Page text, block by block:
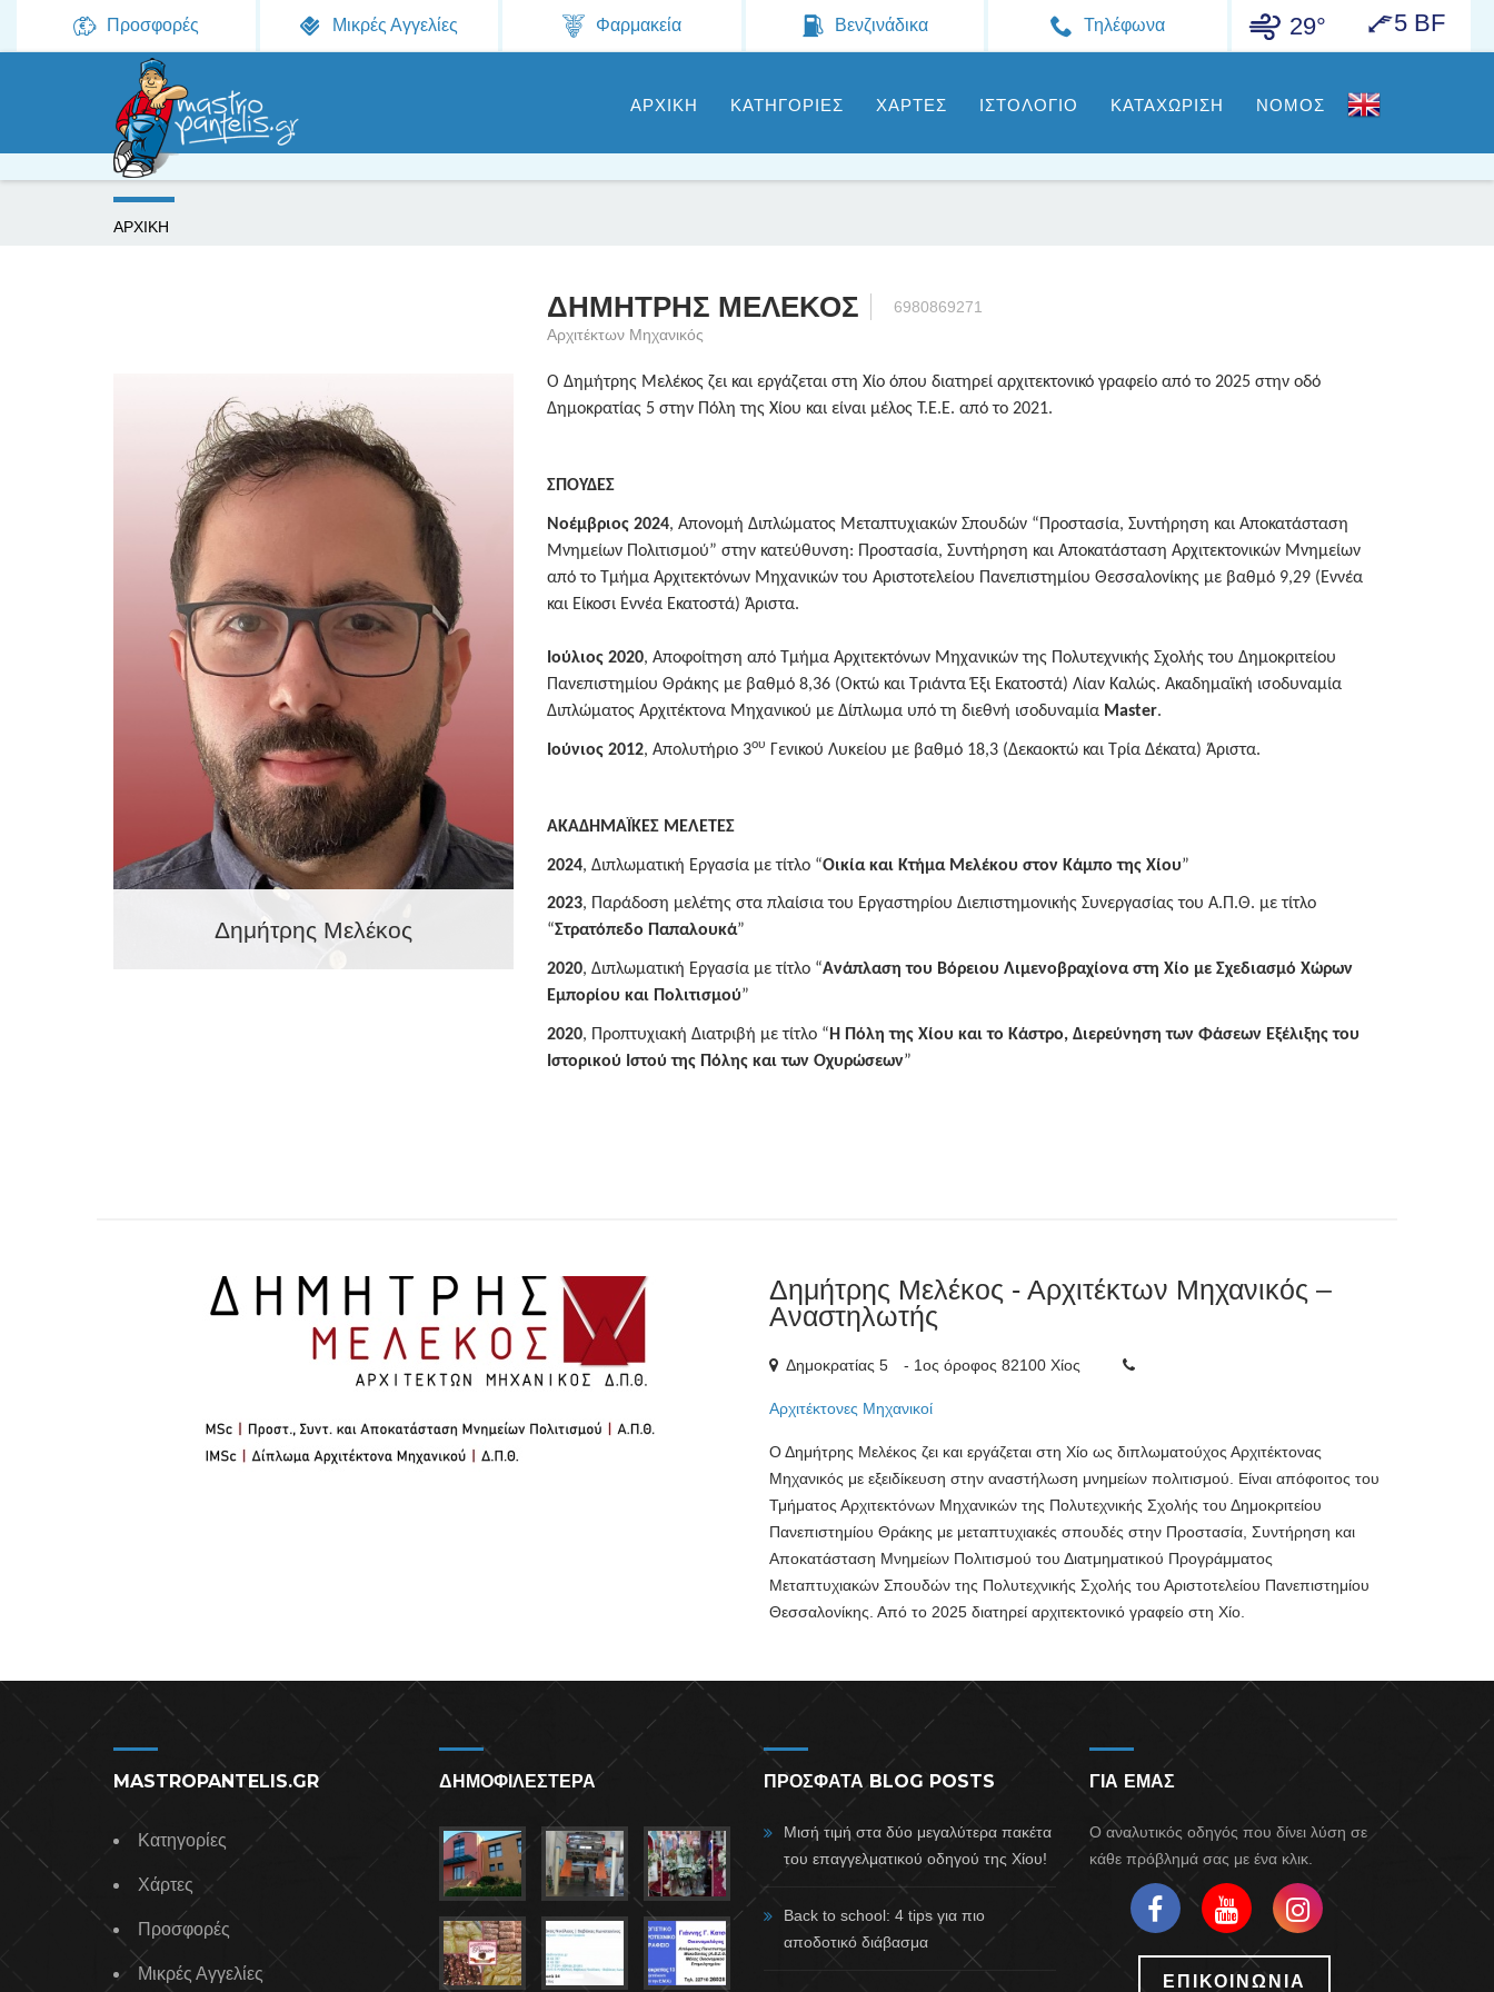
Jump to navigation
Προσφορές Μικρές Αγγελίες Φαρμακεία Βενζινάδικα Τηλέφωνα 29° 5 BF
ΑΡΧΙΚΗ ΚΑΤΗΓΟΡΙΕΣ ΧΑΡΤΕΣ ΙΣΤΟΛΟΓΙΟ ΚΑΤΑΧΩΡΙΣΗ ΝΟΜΟΣ
Ε
ΑΡΧΙΚΗ
Δημήτρης Μελέκος
ΔΗΜΗΤΡΗΣ ΜΕΛΕΚΟΣ
6980869271
Αρχιτέκτων Μηχανικός
Ο Δημήτρης Μελέκος ζει και εργάζεται στη Χίο όπου διατηρεί αρχιτεκτονικό γραφείο από το 2025 στην οδό
Δημοκρατίας 5 στην Πόλη της Χίου και είναι μέλος Τ.Ε.Ε. από το 2021.
ΣΠΟΥΔΕΣ
Νοέμβριος 2024, Απονομή Διπλώματος Μεταπτυχιακών Σπουδών “Προστασία, Συντήρηση και Αποκατάσταση
Μνημείων Πολιτισμού” στην κατεύθυνση: Προστασία, Συντήρηση και Αποκατάσταση Αρχιτεκτονικών Μνημείων
από το Τμήμα Αρχιτεκτόνων Μηχανικών του Αριστοτελείου Πανεπιστημίου Θεσσαλονίκης με βαθμό 9,29 (Εννέα
και Είκοσι Εννέα Εκατοστά) Άριστα.
Ιούλιος 2020, Αποφοίτηση από Τμήμα Αρχιτεκτόνων Μηχανικών της Πολυτεχνικής Σχολής του Δημοκριτείου
Πανεπιστημίου Θράκης με βαθμό 8,36 (Οκτώ και Τριάντα Έξι Εκατοστά) Λίαν Καλώς. Ακαδημαϊκή ισοδυναμία
Διπλώματος Αρχιτέκτονα Μηχανικού με Δίπλωμα υπό τη διεθνή ισοδυναμία Master.
Ιούνιος 2012, Απολυτήριο 3ου Γενικού Λυκείου με βαθμό 18,3 (Δεκαοκτώ και Τρία Δέκατα) Άριστα.
ΑΚΑΔΗΜΑΪΚΕΣ ΜΕΛΕΤΕΣ
2024, Διπλωματική Εργασία με τίτλο “Οικία και Κτήμα Μελέκου στον Κάμπο της Χίου”
2023, Παράδοση μελέτης στα πλαίσια του Εργαστηρίου Διεπιστημονικής Συνεργασίας του Α.Π.Θ. με τίτλο
“Στρατόπεδο Παπαλουκά”
2020, Διπλωματική Εργασία με τίτλο “Ανάπλαση του Βόρειου Λιμενοβραχίονα στη Χίο με Σχεδιασμό Χώρων
Εμπορίου και Πολιτισμού”
2020, Προπτυχιακή Διατριβή με τίτλο “ Η Πόλη της Χίου και το Κάστρο, Διερεύνηση των Φάσεων Εξέλιξης του
Ιστορικού Ιστού της Πόλης και των Οχυρώσεων”
Δημήτρης Μελέκος - Αρχιτέκτων Μηχανικός –
Αναστηλωτής
Δημοκρατίας 5 1ος όροφος 82100 Χίος
Αρχιτέκτονες Μηχανικοί
Ο Δημήτρης Μελέκος ζει και εργάζεται στη Χίο ως διπλωματούχος Αρχιτέκτονας
Μηχανικός με εξειδίκευση στην αναστήλωση μνημείων πολιτισμού. Είναι απόφοιτος του
Τμήματος Αρχιτεκτόνων Μηχανικών της Πολυτεχνικής Σχολής του Δημοκριτείου
Πανεπιστημίου Θράκης με μεταπτυχιακές σπουδές στην Προστασία, Συντήρηση και
Αποκατάσταση Μνημείων Πολιτισμού του Διατμηματικού Προγράμματος
Μεταπτυχιακών Σπουδών της Πολυτεχνικής Σχολής του Αριστοτελείου Πανεπιστημίου
Θεσσαλονίκης. Από το 2025 διατηρεί αρχιτεκτονικό γραφείο στη Χίο.
MASTROPANTELIS.GR
Κατηγορίες
Χάρτες
Προσφορές
Μικρές Αγγελίες
ΔΗΜΟΦΙΛΕΣΤΕΡΑ ΠΡΟΣΦΑΤΑ BLOG POSTS
Μισή τιμή στα δύο μεγαλύτερα πακέτα
του επαγγελματικού οδηγού της Χίου!
Back to school: 4 tips για πιο
αποδοτικό διάβασμα
ΓΙΑ ΕΜΑΣ
Ο αναλυτικός οδηγός που δίνει λύση σε
κάθε πρόβλημά σας με ένα κλικ.
ΕΠΙΚΟΙΝΩΝΙΑ